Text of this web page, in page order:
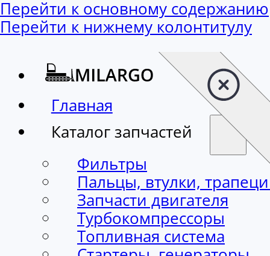
Перейти к основному содержанию
Перейти к нижнему колонтитулу
Главная
Каталог запчастей
Фильтры
Пальцы, втулки,
Запчасти двигателя
Турбокомпрессоры
Топливная система